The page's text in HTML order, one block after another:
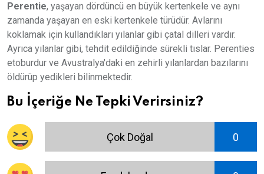
Perentie, yaşayan dördüncü en büyük kertenkele ve aynı
zamanda yaşayan en eski kertenkele türüdür. Avlarını
koklamak için kullandıkları yılanlar gibi çatal dilleri vardır.
Ayrıca yılanlar gibi, tehdit edildiğinde sürekli tıslar. Perenties
etoburdur ve Avustralya'daki en zehirli yılanlardan bazılarını
öldürüp yedikleri bilinmektedir.
Bu İçeriğe Ne Tepki Verirsiniz?
Çok Doğal 0